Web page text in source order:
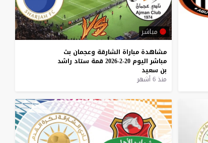
مباشر
مشاهدة مباراة الشارقة وعجمان بث
مباشر اليوم 20-2-2026 قمة ستاد راشد
بن سعيد
منذ 6 أشهر